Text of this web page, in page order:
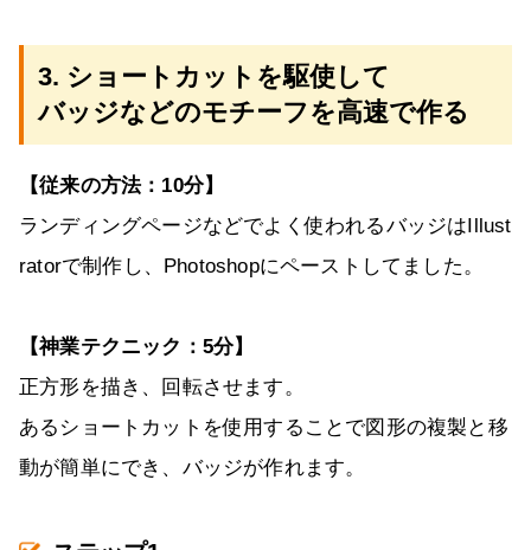
3. ショートカットを駆使して
バッジなどのモチーフを高速で作る
【従来の方法：10分】
ランディングページなどでよく使われるバッジはIllust
ratorで制作し、Photoshopにペーストしてました。
【神業テクニック：5分】
正方形を描き、回転させます。
あるショートカットを使用することで図形の複製と移
動が簡単にでき、バッジが作れます。